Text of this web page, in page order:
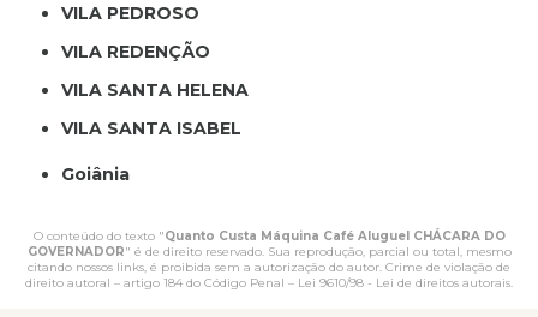
VILA PEDROSO
VILA REDENÇÃO
VILA SANTA HELENA
VILA SANTA ISABEL
Goiânia
O conteúdo do texto "Quanto Custa Máquina Café Aluguel CHÁCARA DO
GOVERNADOR" é de direito reservado. Sua reprodução, parcial ou total, mesmo
citando nossos links, é proibida sem a autorização do autor. Crime de violação de
direito autoral – artigo 184 do Código Penal – Lei 9610/98 - Lei de direitos autorais.